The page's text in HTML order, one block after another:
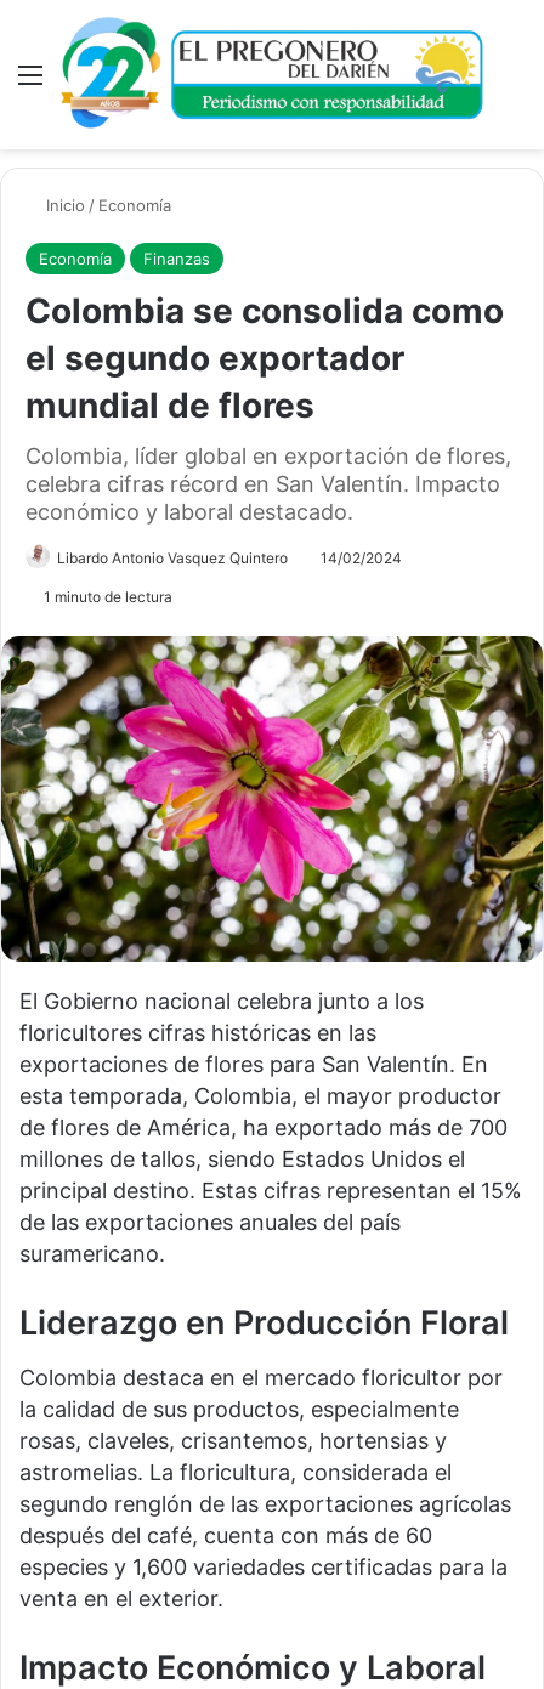
Menú
Inicio / Economía
Economía Finanzas
Colombia se consolida como
el segundo exportador
mundial de flores
Colombia, líder global en exportación de flores,
celebra cifras récord en San Valentín. Impacto
económico y laboral destacado.
Libardo Antonio Vasquez Quintero 14/02/2024
1 minuto de lectura
El Gobierno nacional celebra junto a los
floricultores cifras históricas en las
exportaciones de flores para San Valentín. En
esta temporada, Colombia, el mayor productor
de flores de América, ha exportado más de 700
millones de tallos, siendo Estados Unidos el
principal destino. Estas cifras representan el 15%
de las exportaciones anuales del país
suramericano.
Liderazgo en Producción Floral
Colombia destaca en el mercado floricultor por
la calidad de sus productos, especialmente
rosas, claveles, crisantemos, hortensias y
astromelias. La floricultura, considerada el
segundo renglón de las exportaciones agrícolas
después del café, cuenta con más de 60
especies y 1,600 variedades certificadas para la
venta en el exterior.
Impacto Económico y Laboral